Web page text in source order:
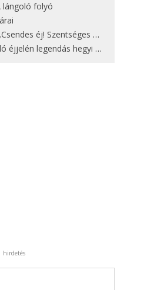
lángoló folyó
éj! Szentséges éj!”
hegyi tüzek világítják meg Zugspitzét
hirdetés